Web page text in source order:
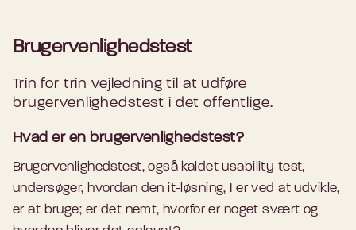
Brugervenlighedstest
Trin for trin vejledning til at udføre
brugervenlighedstest i det offentlige.
Hvad er en brugervenlighedstest?
Brugervenlighedstest, også kaldet usability test,
undersøger, hvordan den it-løsning, I er ved at udvikle,
er at bruge; er det nemt, hvorfor er noget svært og